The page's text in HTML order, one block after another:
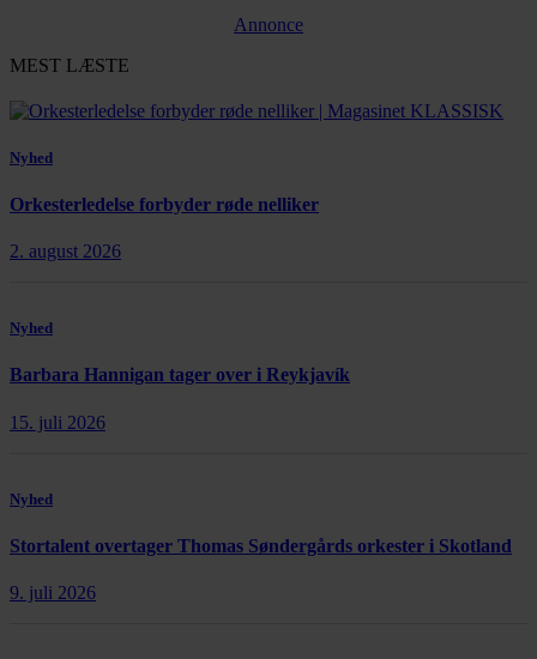
Annonce
MEST LÆSTE
Nyhed
Orkesterledelse forbyder røde nelliker
2. august 2026
Nyhed
Barbara Hannigan tager over i Reykjavík
15. juli 2026
Nyhed
Stortalent overtager Thomas Søndergårds orkester i Skotland
9. juli 2026